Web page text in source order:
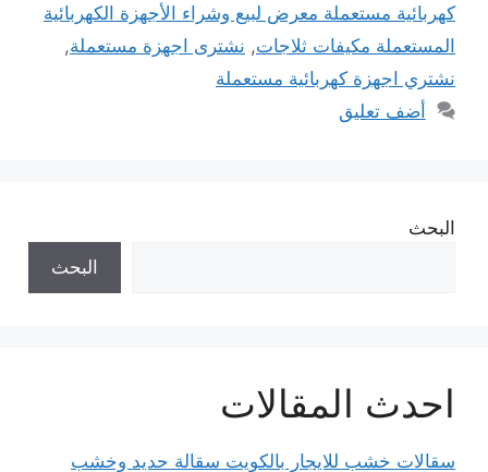
كهربائية مستعملة معرض لبيع وشراء الأجهزة الكهربائية
المستعملة مكيفات ثلاجات, نشترى اجهزة مستعملة,
نشتري اجهزة كهربائية مستعملة
أضف تعليق
البحث
البحث
احدث المقالات
سقالات خشب للايجار بالكويت سقالة حديد وخشب